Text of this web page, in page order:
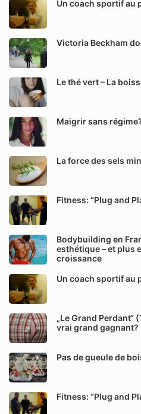
Un coach sportif au
Victoria Beckham
Le thé vert – La
Maigrir sans
La force des sels
Fitness: “Plug and
Bodybuilding en
esthétique – et plus
croissance
Un coach sportif au
„Le Grand Perdant“
vrai grand gagnant?
Pas de gueule de
Fitness: “Plug and